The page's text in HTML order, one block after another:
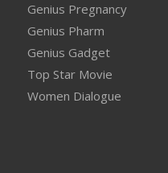
Genius Pregnancy
Genius Pharm
Genius Gadget
Top Star Movie
Women Dialogue